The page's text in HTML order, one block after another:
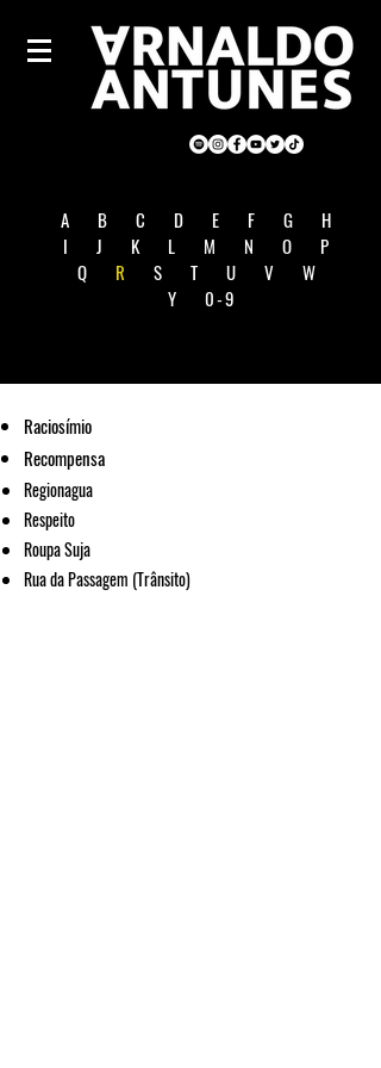
A B C D E F G
H
I
J K L M N O
P
Q
R S T U V
W
Y
0-9
Raciosímio
Recompensa
Regionagua
Respeito
Roupa Suja
Rua da Passagem (Trânsito)